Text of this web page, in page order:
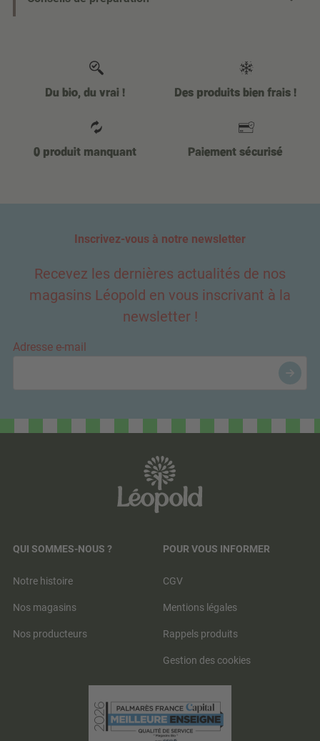
Du bio, du vrai ! Des produits bien frais !
0 produit manquant Paiement sécurisé
Inscrivez-vous à notre newsletter
Recevez les dernières actualités de nos
magasins Léopold en vous inscrivant à la
newsletter !
Adresse e-mail
QUI SOMMES-NOUS ?
Notre histoire
Nos magasins
Nos producteurs
POUR VOUS INFORMER
CGV
Mentions légales
Rappels produits
Gestion des cookies